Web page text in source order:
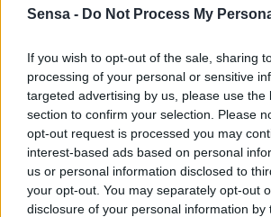
Sensa - Do Not Process My
If you wish to opt-out of the sale, sharing
processing of your personal or sensitive
targeted advertising by us, please use the
section to confirm your selection. Please
opt-out request is processed you may
interest-based ads based on personal
us or personal information disclosed to
your opt-out. You may separately opt-out
disclosure of your personal information by
Poletni astrološki nasveti za
STRELCU in OVNU?